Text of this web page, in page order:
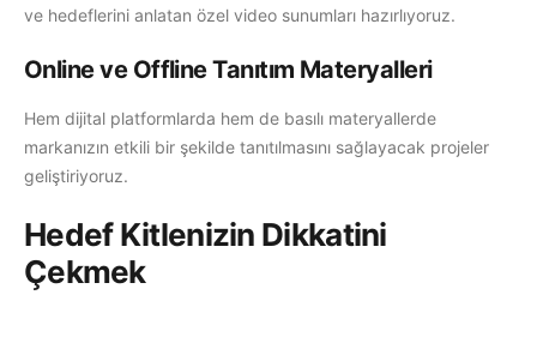
ve hedeflerini anlatan özel video sunumları hazırlıyoruz.
Online ve Offline Tanıtım Materyalleri
Hem dijital platformlarda hem de basılı materyallerde
markanızın etkili bir şekilde tanıtılmasını sağlayacak projeler
geliştiriyoruz.
Hedef Kitlenizin Dikkatini
Çekmek